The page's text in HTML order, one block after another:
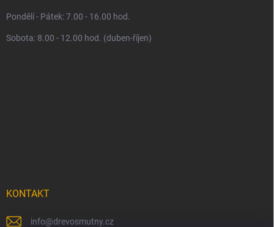
Pondělí - Pátek: 7.00 - 16.00 hod.
Sobota: 8.00 - 12.00 hod. (duben-říjen)
KONTAKT
info@drevosmutny.cz